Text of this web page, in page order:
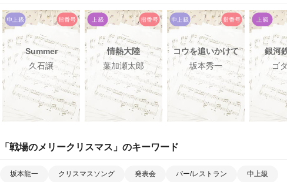
Summer
久石譲
情熱大陸
葉加瀬太郎
コウを追いかけて
坂本秀一
銀河
ゴ
「 戦場のメリークリスマス 」のキーワード
坂本龍一 クリスマスソング 発表会 バー/レストラン 中上級